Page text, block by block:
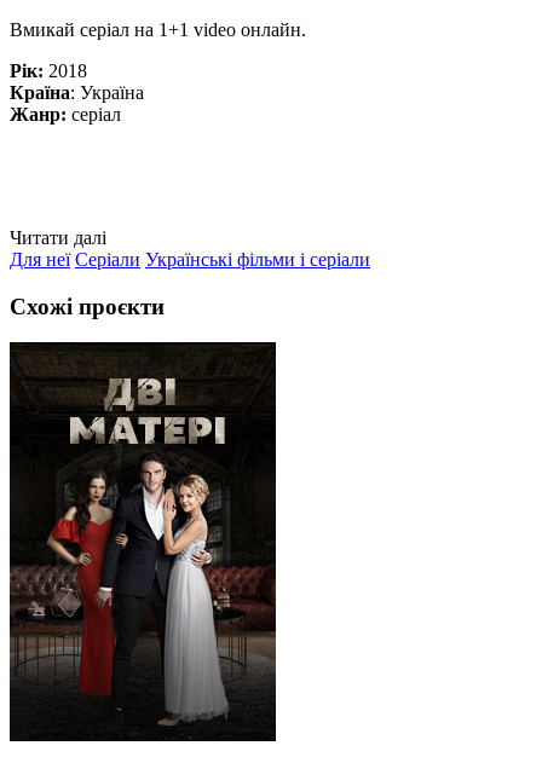
Вмикай серіал на 1+1 video онлайн.
Рік: 2018
Країна: Україна
Жанр: серіал
Читати далі
Для неї Серіали Українські фільми і серіали
Схожі проєкти